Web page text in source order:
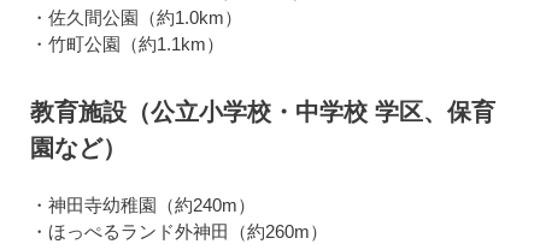
・佐久間公園（約1.0km）
・竹町公園（約1.1km）
教育施設（公立小学校・中学校 学区、保育
園など）
・神田寺幼稚園（約240m）
・ほっぺるランド外神田（約260m）